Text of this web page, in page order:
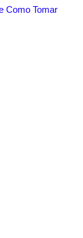
Como Tomar